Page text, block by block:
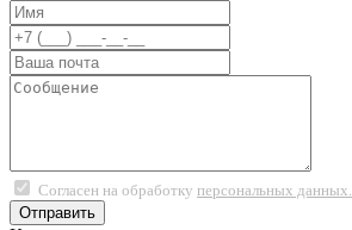
Согласен на обработку персональных данных.